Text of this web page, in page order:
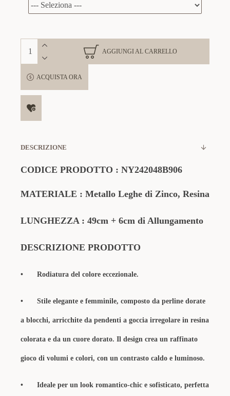
AGGIUNGI AL CARRELLO
ACQUISTA ORA
DESCRIZIONE
CODICE PRODOTTO : NY242048B906
MATERIALE : Metallo Leghe di Zinco, Resina
LUNGHEZZA : 49cm + 6cm di Allungamento
DESCRIZIONE PRODOTTO
• Rodiatura del colore eccezionale.
• Stile elegante e femminile, composto da perline dorate
a blocchi, arricchite da pendenti a goccia irregolare in resina
colorata e da un cuore dorato. Il design crea un raffinato
gioco di volumi e colori, con un contrasto caldo e luminoso.
• Ideale per un look romantico-chic e sofisticato, perfetta